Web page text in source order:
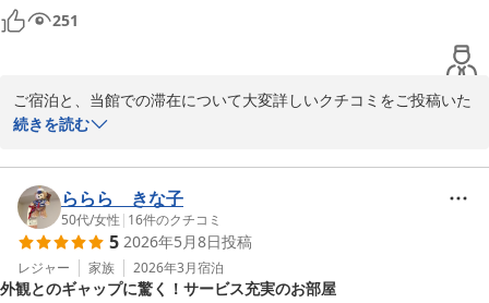
て、安心して滞在できるのがわかりました。鉄輪での楽しい思い出がで
きました。当日はお世話になりました。
251
ご宿泊と、当館での滞在について大変詳しいクチコミをご投稿いた
だき誠にありがとうございます！
当館の決め手となった客室温泉をはじめ、3階リビングと2階の寝
室・お風呂に分かれたメゾネットタイプのお部屋や、大型テレビな
どの設備について「贅沢な雰囲気」とお気に召していただけて大変
嬉しく思います。また、源泉の温度に関する貴重なアドバイスもあ
りがとうございます。当館の温泉は非常に熱いため、お客様が仰る
通り少しずつ調整しながらお好みの温度で楽しんでいただくのがベ
続きを読む
ららら きな子
50代/女性 | 16件のクチコミ
5 2026年5月8日投稿
レジャー 家族 2026年3月宿泊
外観とのギャップに驚く！サービス充実のお部屋